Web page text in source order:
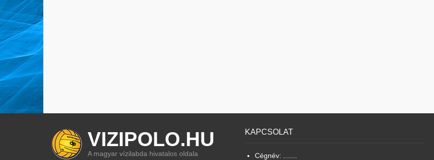
VIZIPOLO.HU
A magyar vízilabda hivatalos oldala
KAPCSOLAT
Cégnév: .......